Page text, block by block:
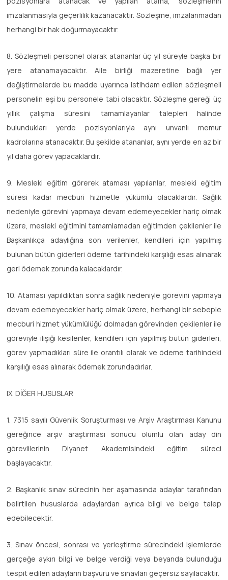
imzalanmasıyla geçerlilik kazanacaktır. Sözleşme, imzalanmadan
herhangi bir hak doğurmayacaktır.
8. Sözleşmeli personel olarak atananlar üç yıl süreyle başka bir
yere atanamayacaktır. Aile birliği mazeretine bağlı yer
değiştirmelerde bu madde uyarınca istihdam edilen sözleşmeli
personelin eşi bu personele tabi olacaktır. Sözleşme gereği üç
yıllık çalışma süresini tamamlayanlar talepleri halinde
bulundukları yerde pozisyonlarıyla aynı unvanlı memur
kadrolarına atanacaktır. Bu şekilde atananlar, aynı yerde en az bir
yıl daha görev yapacaklardır.
9. Mesleki eğitim görerek ataması yapılanlar, mesleki eğitim
süresi kadar mecburi hizmetle yükümlü olacaklardır. Sağlık
nedeniyle görevini yapmaya devam edemeyecekler hariç olmak
üzere, mesleki eğitimini tamamlamadan eğitimden çekilenler ile
Başkanlıkça adaylığına son verilenler, kendileri için yapılmış
bulunan bütün giderleri ödeme tarihindeki karşılığı esas alınarak
geri ödemek zorunda kalacaklardır.
10. Ataması yapıldıktan sonra sağlık nedeniyle görevini yapmaya
devam edemeyecekler hariç olmak üzere, herhangi bir sebeple
mecburi hizmet yükümlülüğü dolmadan görevinden çekilenler ile
göreviyle ilişiği kesilenler, kendileri için yapılmış bütün giderleri,
görev yapmadıkları süre ile orantılı olarak ve ödeme tarihindeki
karşılığı esas alınarak ödemek zorundadırlar.
IX. DİĞER HUSUSLAR
1. 7315 sayılı Güvenlik Soruşturması ve Arşiv Araştırması Kanunu
gereğince arşiv araştırması sonucu olumlu olan aday din
görevlilerinin Diyanet Akademisindeki eğitim süreci
başlayacaktır.
2. Başkanlık sınav sürecinin her aşamasında adaylar tarafından
belirtilen hususlarda adaylardan ayrıca bilgi ve belge talep
edebilecektir.
3. Sınav öncesi, sonrası ve yerleştirme sürecindeki işlemlerde
gerçeğe aykırı bilgi ve belge verdiği veya beyanda bulunduğu
tespit edilen adayların başvuru ve sınavları geçersiz sayılacaktır.